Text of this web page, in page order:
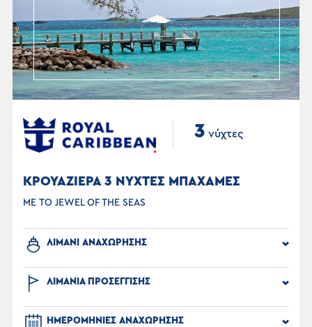
3 νύχτες
ΚΡΟΥΑΖΙΕΡΑ 3 ΝΥΧΤΕΣ ΜΠΑΧΑΜΕΣ
ΜΕ ΤΟ JEWEL OF THE SEAS
ΛΙΜΑΝΙ ΑΝΑΧΩΡΗΣΗΣ
ΛΙΜΑΝΙΑ ΠΡΟΣΕΓΓΙΣΗΣ
ΗΜΕΡΟΜΗΝΙΕΣ ΑΝΑΧΩΡΗΣΗΣ